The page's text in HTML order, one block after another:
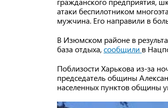
атаки беспилотником
мужчина. Его направили в
В Изюмском районе в
база отдыха,сообщили в
Поблизости Харькова из-за
председатель общины
населенных пунктов общины